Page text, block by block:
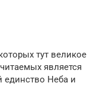
тут великое
является
единство Неба и